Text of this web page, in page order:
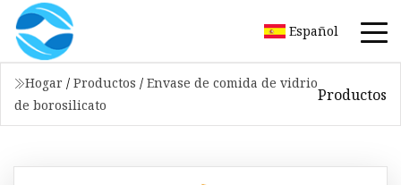
Español
Hogar / Productos / Envase de comida de vidrio
de borosilicato
Productos